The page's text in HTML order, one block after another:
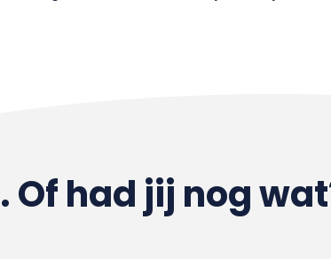
Of had jij nog